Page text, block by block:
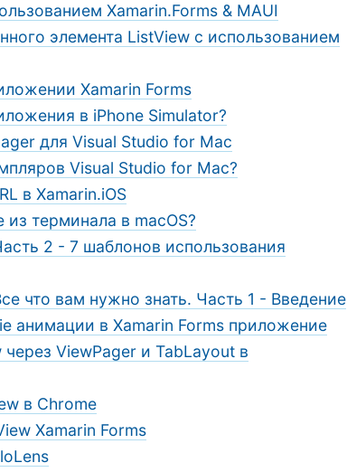
Xamarin.Forms & MAUI
элемента ListView с использованием
Xamarin Forms
в iPhone Simulator?
для Visual Studio for Mac
Visual Studio for Mac?
в Xamarin.iOS
из терминала в macOS?
2 - 7 шаблонов использования
что вам нужно знать. Часть 1 - Введение
анимации в Xamarin Forms приложение
ViewPager и TabLayout в
в Chrome
Xamarin Forms